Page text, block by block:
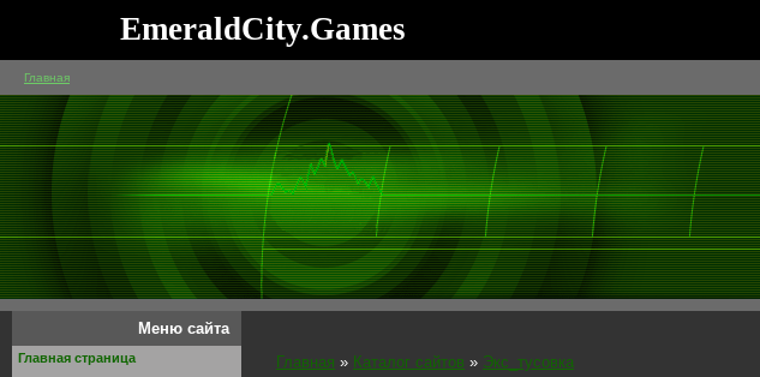
EmeraldCity.Games
Главная
Меню сайта
Главная страница
Главная » Каталог сайтов » Экс_тусовка